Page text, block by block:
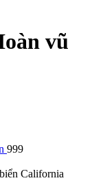
vũ
999
California